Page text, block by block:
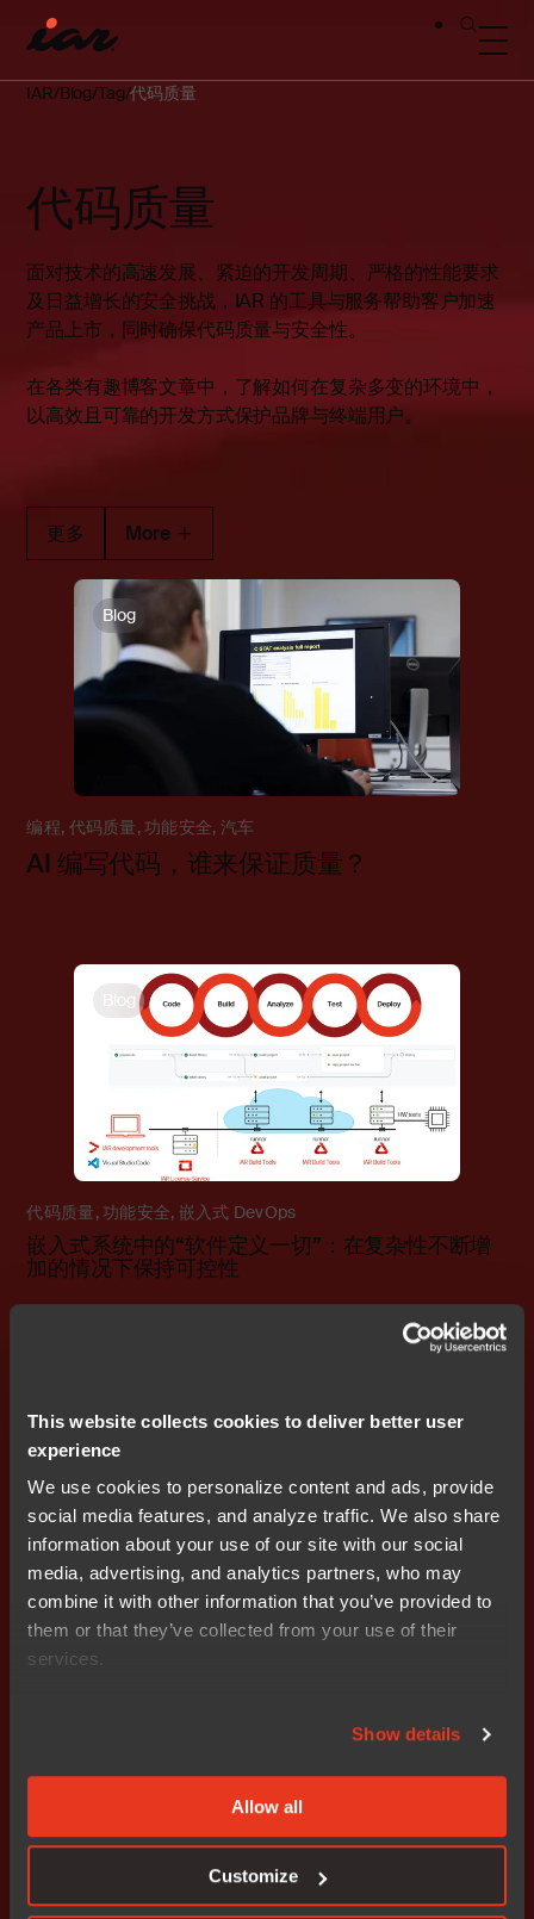
This website collects cookies to deliver better user
experience
We use cookies to personalize content and ads, provide
social media features, and analyze traffic. We also share
information about your use of our site with our social
media, advertising, and analytics partners, who may
combine it with other information that you’ve provided to
them or that they’ve collected from your use of their
services.
Show details
Allow all
Customize
IAR Blog Tag 代码质量
代码质量
面对技术的高速发展、紧迫的开发周期、严格的性能要求
及日益增长的安全挑战，IAR 的工具与服务帮助客户加速
产品上市，同时确保代码质量与安全性。
在各类有趣博客文章中，了解如何在复杂多变的环境中，
以高效且可靠的开发方式保护品牌与终端用户。
更多 More
Blog
编程, 代码质量,功能安全, 汽车
AI 编写代码，谁来保证质量？
Blog
代码质量,功能安全, 嵌入式 DevOps
嵌入式系统中的“软件定义一切”：在复杂性不断增
加的情况下保持可控性
代码质量, 功能安全,汽车
瑞萨RH850与IAR：助力下一代“软件定义汽车”开
发